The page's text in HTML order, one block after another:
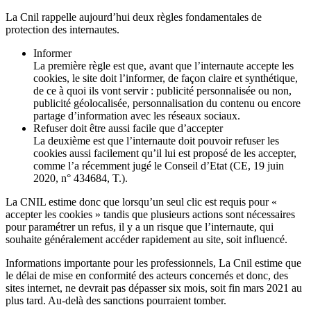
La Cnil rappelle aujourd’hui deux règles fondamentales de
protection des internautes.
Informer
La première règle est que, avant que l’internaute accepte les
cookies, le site doit l’informer, de façon claire et synthétique,
de ce à quoi ils vont servir : publicité personnalisée ou non,
publicité géolocalisée, personnalisation du contenu ou encore
partage d’information avec les réseaux sociaux.
Refuser doit être aussi facile que d’accepter
La deuxième est que l’internaute doit pouvoir refuser les
cookies aussi facilement qu’il lui est proposé de les accepter,
comme l’a récemment jugé le Conseil d’Etat (CE, 19 juin
2020, n° 434684, T.).
La CNIL estime donc que lorsqu’un seul clic est requis pour «
accepter les cookies » tandis que plusieurs actions sont nécessaires
pour paramétrer un refus, il y a un risque que l’internaute, qui
souhaite généralement accéder rapidement au site, soit influencé.
Informations importante pour les professionnels, La Cnil estime que
le délai de mise en conformité des acteurs concernés et donc, des
sites internet, ne devrait pas dépasser six mois, soit fin mars 2021 au
plus tard. Au-delà des sanctions pourraient tomber.